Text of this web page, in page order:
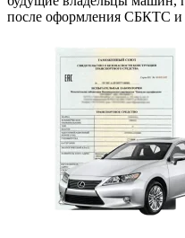
после оформления